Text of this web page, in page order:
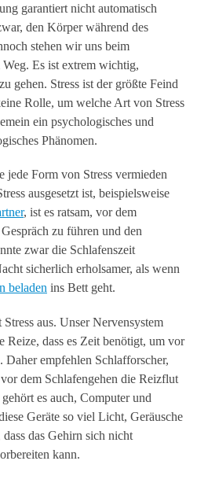
garantiert nicht automatisch
den Körper während des
stehen wir uns beim
Es ist extrem wichtig,
gehen. Stress ist der größte Feind
Rolle, um welche Art von Stress
ein psychologisches und
Phänomen.
jede Form von Stress vermieden
ausgesetzt ist, beispielsweise
, ist es ratsam, vor dem
zu führen und den
zwar die Schlafenszeit
sicherlich erholsamer, als wenn
beladen ins Bett geht.
aus. Unser Nervensystem
Reize, dass es Zeit benötigt, um vor
Daher empfehlen Schlafforscher,
dem Schlafengehen die Reizflut
es auch, Computer und
Geräte so viel Licht, Geräusche
dass das Gehirn sich nicht
kann.